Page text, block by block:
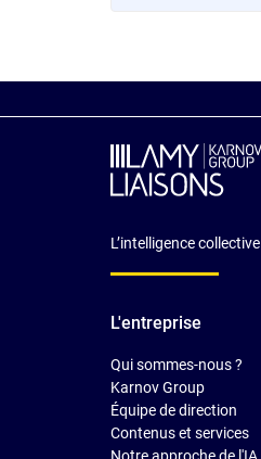
L’intelligence collective
L'entreprise
Qui sommes-nous ?
Karnov Group
Équipe de direction
Contenus et services